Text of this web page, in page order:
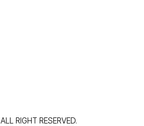
ALL RIGHT RESERVED.